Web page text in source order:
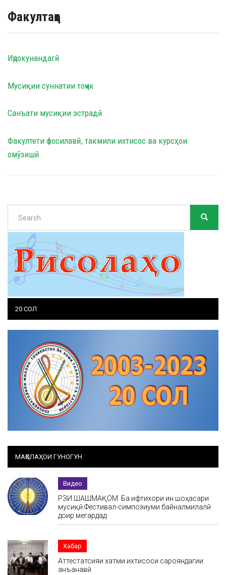
Факултаҳо
Иҷрокунандагӣ
Мусиқии суннатии тоҷик
Cанъати мусиқии эстрадӣ
Факултети фосилавӣ, такмили ихтисос ва курсҳои
омӯзишӣ
Search
20 СОЛ
МАҚОЛАҲОИ ГУНОГУН
Видео
РӮЗИ ШАШМАҚОМ. Ба ифтихори ин шоҳасари
мусиқӣ Фестивал-симпозиуми байналмилалӣ
доир мегардад
Хабар
Аттестатсияи хатми ихтисоси сарояндагии
анъанавӣ